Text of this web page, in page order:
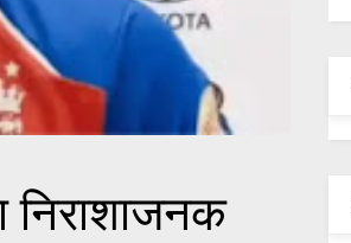
निराशाजनक